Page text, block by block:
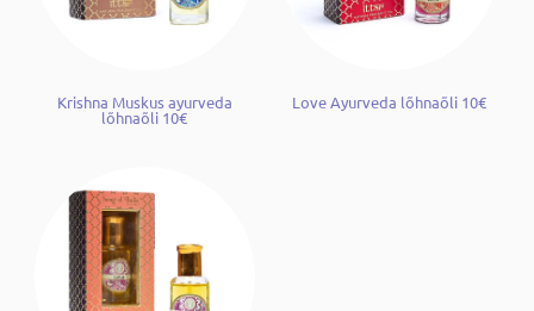
Krishna Muskus ayurveda
lõhnaõli 10€
Love Ayurveda lõhnaõli 10€